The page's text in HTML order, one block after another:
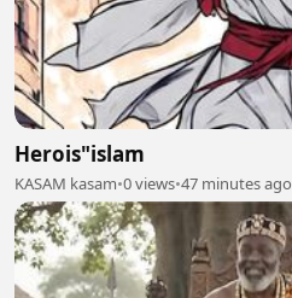
Herois"islam
KASAM kasam•0 views•47 minutes ago